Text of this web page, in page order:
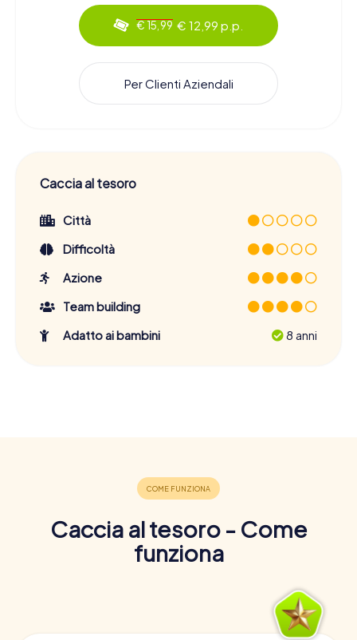
€ 15,99 € 12,99 p.p.
Per Clienti Aziendali
Caccia al tesoro
Città
Difficoltà
Azione
Team building
Adatto ai bambini
8 anni
Caccia al tesoro - Come
funziona